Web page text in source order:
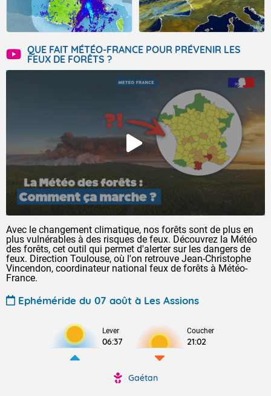
QUE FAIT MÉTÉO-FRANCE POUR PRÉVENIR LES
FEUX DE FORÊTS ?
Avec le changement climatique, nos forêts sont de plus en
plus vulnérables à des risques de feux. Découvrez la Météo
des forêts, cet outil qui permet d'alerter sur les dangers de
feux. Direction Toulouse, où l'on retrouve Jean-Christophe
Vincendon, coordinateur national feux de forêts à Météo-
France.
Ephéméride du 07 août à Les Assions
Lever
06:37
Coucher
21:02
Gaétan